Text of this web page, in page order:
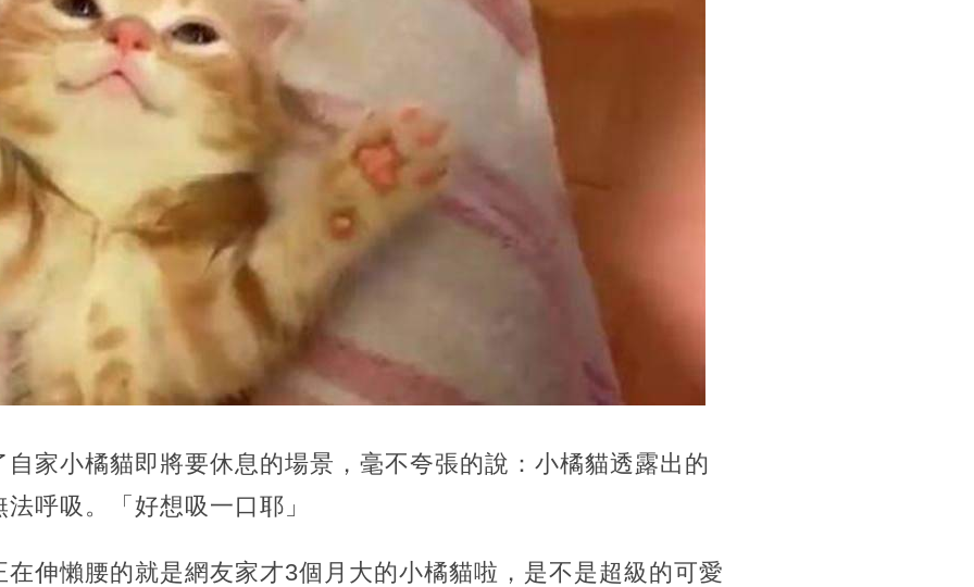
家小橘貓即將要休息的場景，毫不夸張的說：小橘貓透露出的
呼吸。「好想吸一口耶」
伸懶腰的就是網友家才3個月大的小橘貓啦，是不是超級的可愛